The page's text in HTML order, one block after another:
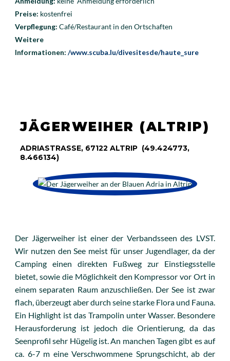
Preise: kostenfrei
Verpflegung: Café/Restaurant in den Ortschaften
Weitere
Informationen: /www.scuba.lu/divesitesde/haute_sure
JÄGERWEIHER (ALTRIP)
ADRIASTRASSE, 67122 ALTRIP (49.424773, 8
.466134)
Der Jägerweiher ist einer der Verbandsseen des LVST.
Wir nutzen den See meist für unser Jugendlager, da der
Camping einen direkten Fußweg zur Einstiegsstelle
bietet, sowie die Möglichkeit den Kompressor vor Ort in
einem separaten Raum anzuschließen. Der See ist zwar
flach, überzeugt aber durch seine starke Flora und Fauna.
Ein Highlight ist das Trampolin unter Wasser. Besondere
Herausforderung ist jedoch die Orientierung, da das
Seenprofil sehr Hügelig ist. An manchen Tagen gibt es auf
ca. 6-7 m eine Verschwommene Sprungschicht, ab der